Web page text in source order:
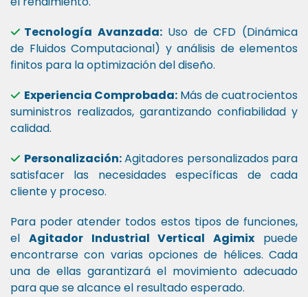
Tecnología Avanzada:Uso de CFD (Dinámica
de Fluidos Computacional) y análisis de elementos
finitos para la optimización del diseño.
Experiencia Comprobada: Más de cuatrocientos
suministros realizados, garantizando confiabilidad y
calidad.
Personalización:Agitadores personalizados para
satisfacer las necesidades específicas de cada
cliente y proceso.
Para poder atender todos estos tipos de funciones,
el Agitador Industrial Vertical Agimix puede
encontrarse con varias opciones de hélices. Cada
una de ellas garantizará el movimiento adecuado
para que se alcance el resultado esperado.